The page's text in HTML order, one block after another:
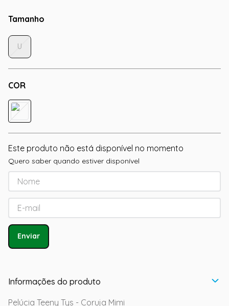
Tamanho
COR
U
Este produto não está disponível no momento
Quero saber quando estiver disponível
Enviar
Informações do produto
Pelúcia Teeny Tys - Coruja Mimi